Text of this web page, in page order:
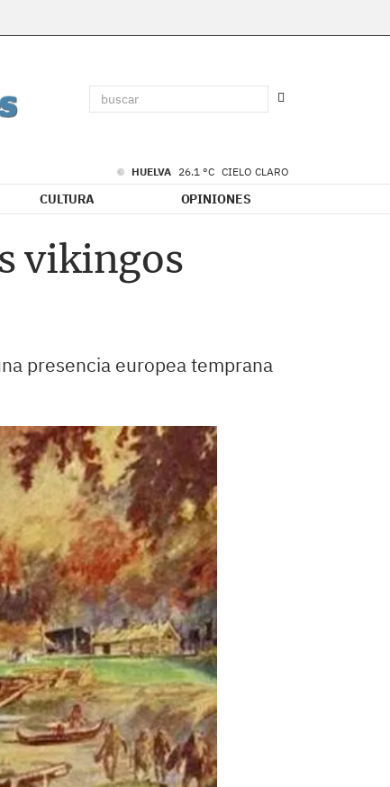
HUELVA 26.1 °C CIELO CLARO
CULTURA OPINIONES
vikingos
presencia europea temprana